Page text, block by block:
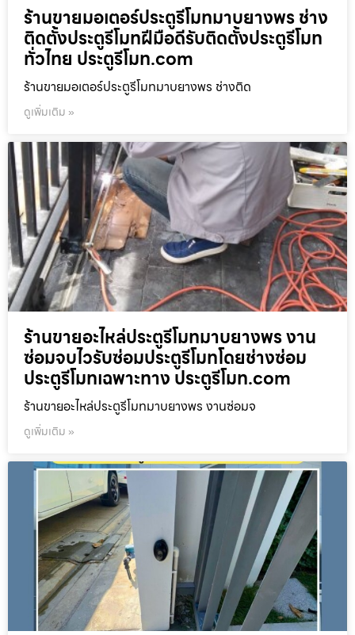
ร้านขายมอเตอร์ประตูรีโมทมาบยางพร ช่าง
ติดตั้งประตูรีโมทฝีมือดีรับติดตั้งประตูรีโมท
ทั่วไทย ประตูรีโมท.com
ร้านขายมอเตอร์ประตูรีโมทมาบยางพร ช่างติด
ดูเพิ่มเติม »
ร้านขายอะไหล่ประตูรีโมทมาบยางพร งาน
ซ่อมจบไวรับซ่อมประตูรีโมทโดยช่างซ่อม
ประตูรีโมทเฉพาะทาง ประตูรีโมท.com
ร้านขายอะไหล่ประตูรีโมทมาบยางพร งานซ่อมจ
ดูเพิ่มเติม »